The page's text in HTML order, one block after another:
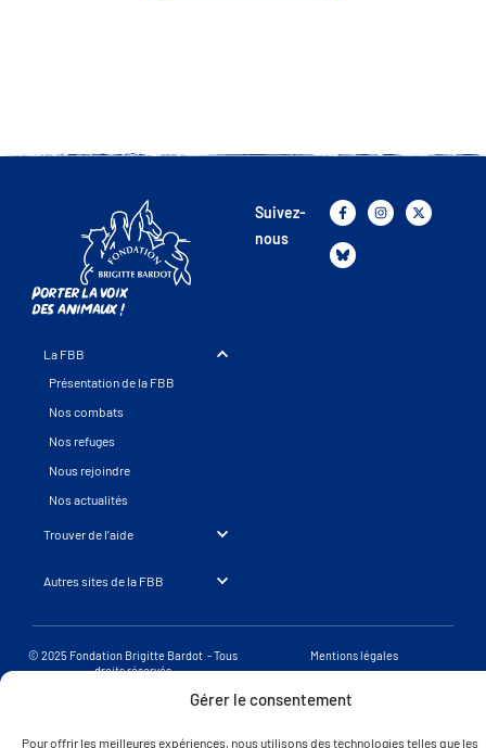
Gérer le consentement
Pour offrir les meilleures expériences, nous utilisons des technologies telles que les
Porter la voix
des animaux !
La FBB
Présentation de la FBB
Nos combats
Nos refuges
Nous rejoindre
Nos actualités
Trouver de l’aide
Autres sites de la FBB
Suivez-
nous
© 2025 Fondation Brigitte Bardot - Tous
droits réservés
Mentions légales